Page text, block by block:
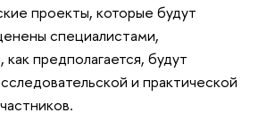
проекты, которые будут
специалистами,
предполагается, будут
и практической